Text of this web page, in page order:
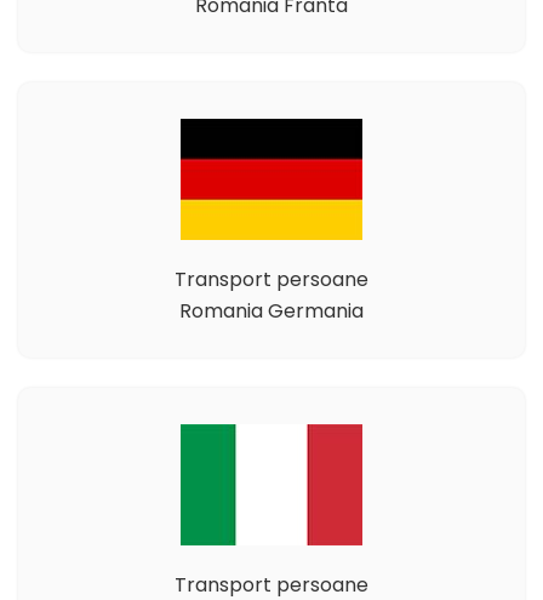
Transport persoane
Romania Germania
Transport persoane